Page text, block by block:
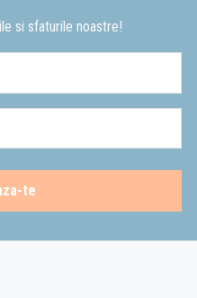
si sfaturile noastre!
te